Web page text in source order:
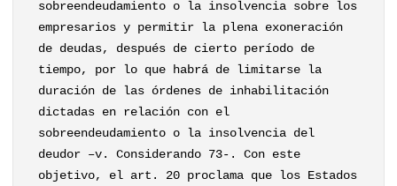
sobreendeudamiento o la insolvencia sobre los
empresarios y permitir la plena exoneración
de deudas, después de cierto período de
tiempo, por lo que habrá de limitarse la
duración de las órdenes de inhabilitación
dictadas en relación con el
sobreendeudamiento o la insolvencia del
deudor –v. Considerando 73-. Con este
objetivo, el art. 20 proclama que los Estados